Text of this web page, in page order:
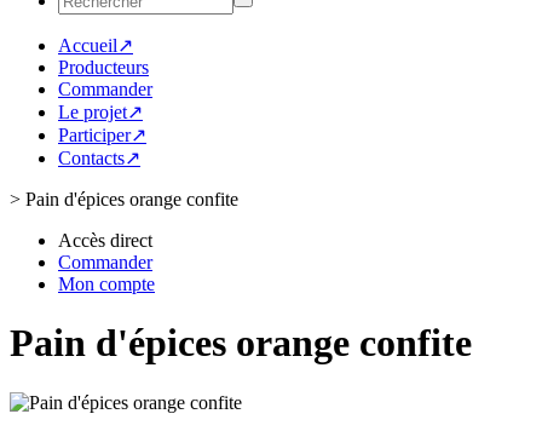
Accueil↗
Producteurs
Commander
Le projet↗
Participer↗
Contacts↗
> Pain d'épices orange confite
Accès direct
Commander
Mon compte
Pain d'épices orange confite